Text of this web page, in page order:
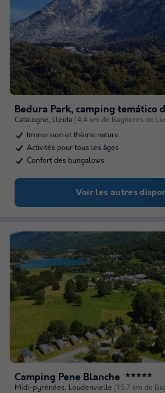
Catalogne, Lleida (4,4 km de Bagneres de
Immersion et thème nature
Activités pour tous les âges
Confort des bungalows
Voir les autres
Camping Pene Blanche ★★★★★
Midi-pyrénées, Loudenvielle (15,7 km de